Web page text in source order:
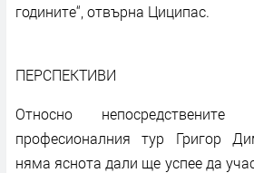
годините“, отвърна Циципас.
ПЕРСПЕКТИВИ
Относно
професионалния тур Григор
няма яснота дали ще успее да